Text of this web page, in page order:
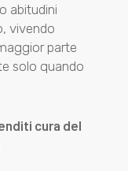
abitudini
vivendo
parte
solo quando
cura del